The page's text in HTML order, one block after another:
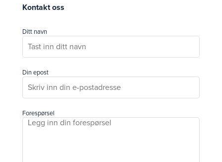
Kontakt oss
Ditt navn
Din epost
Forespørsel